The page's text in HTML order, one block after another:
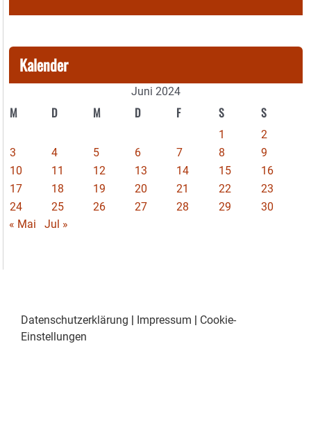
Kalender
Juni 2024
M D M D F S S
1
2
3
4 5 6 7 8
9
10
11 12 13 14 15
16
17
18 19 20 21 22
23
24
25 26 27 28 29
30
« Mai
Jul »
Datenschutzerklärung | Impressum | Cookie-
Einstellungen